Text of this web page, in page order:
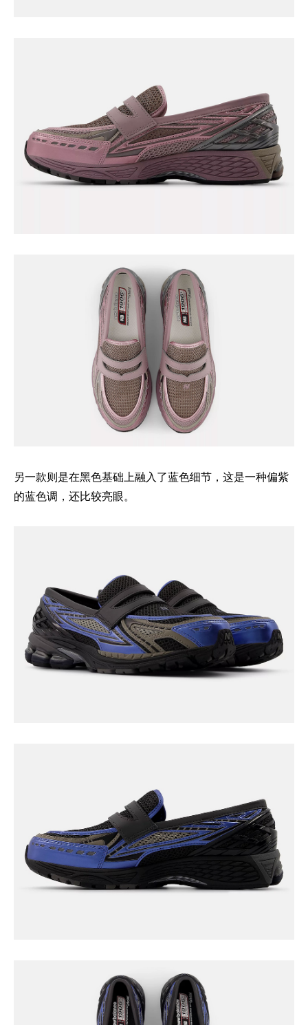
另一款则是在黑色基础上融入了蓝色细节，这是一种偏紫
的蓝色调，还比较亮眼。